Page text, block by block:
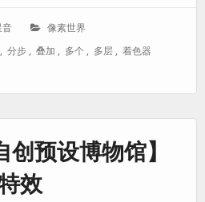
音
分
像素世界
, 分步 , 叠加 , 多个 , 多层 , 着色器
创预设博物馆】
效